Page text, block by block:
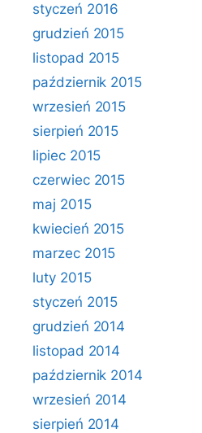
styczeń 2016
grudzień 2015
listopad 2015
październik 2015
wrzesień 2015
sierpień 2015
lipiec 2015
czerwiec 2015
maj 2015
kwiecień 2015
marzec 2015
luty 2015
styczeń 2015
grudzień 2014
listopad 2014
październik 2014
wrzesień 2014
sierpień 2014